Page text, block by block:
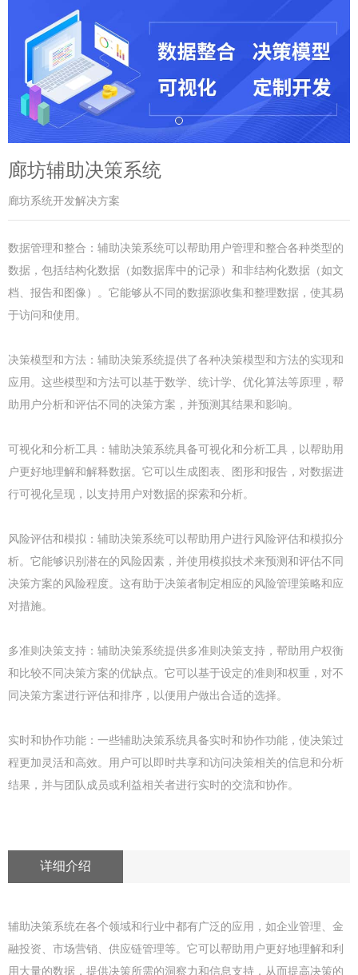
廊坊辅助决策系统
廊坊系统开发解决方案
数据管理和整合：辅助决策系统可以帮助用户管理和整合各种类型的
数据，包括结构化数据（如数据库中的记录）和非结构化数据（如文
档、报告和图像）。它能够从不同的数据源收集和整理数据，使其易
于访问和使用。
决策模型和方法：辅助决策系统提供了各种决策模型和方法的实现和
应用。这些模型和方法可以基于数学、统计学、优化算法等原理，帮
助用户分析和评估不同的决策方案，并预测其结果和影响。
可视化和分析工具：辅助决策系统具备可视化和分析工具，以帮助用
户更好地理解和解释数据。它可以生成图表、图形和报告，对数据进
行可视化呈现，以支持用户对数据的探索和分析。
风险评估和模拟：辅助决策系统可以帮助用户进行风险评估和模拟分
析。它能够识别潜在的风险因素，并使用模拟技术来预测和评估不同
决策方案的风险程度。这有助于决策者制定相应的风险管理策略和应
对措施。
多准则决策支持：辅助决策系统提供多准则决策支持，帮助用户权衡
和比较不同决策方案的优缺点。它可以基于设定的准则和权重，对不
同决策方案进行评估和排序，以便用户做出合适的选择。
实时和协作功能：一些辅助决策系统具备实时和协作功能，使决策过
程更加灵活和高效。用户可以即时共享和访问决策相关的信息和分析
结果，并与团队成员或利益相关者进行实时的交流和协作。
详细介绍
辅助决策系统在各个领域和行业中都有广泛的应用，如企业管理、金
融投资、市场营销、供应链管理等。它可以帮助用户更好地理解和利
用大量的数据，提供决策所需的洞察力和信息支持，从而提高决策的